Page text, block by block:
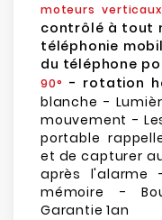
moteurs
contrôlé à tout
téléphonie
du téléphone
90° - rotation
blanche -
mouvement -
portable
et de capturer
après l'alarme
mémoire -
Garantie 1an